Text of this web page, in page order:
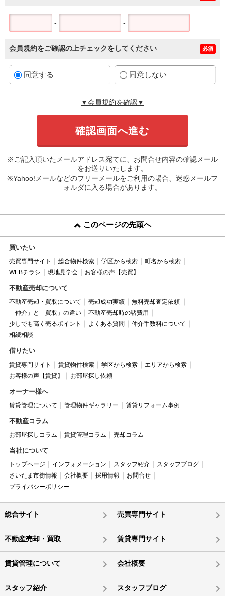
- -
会員規約をご確認の上チェックをしてください 必須
同意する 同意しない
▼会員規約を確認▼
※ご記入頂いたメールアドレス宛てに、お問合せ内容の確認メール
をお送りいたします。
※Yahoo!メールなどのフリーメールをご利用の場合、迷惑メールフ
ォルダに入る場合があります。
このページの先頭へ
買いたい
売買専門サイト 総合物件検索 学区から検索
町名から検索
WEBチラシ
現地見学会 お客様の声【売買】
不動産売却について
不動産売却・買取について 売却成功実績
無料売却査定依頼
「仲介」と「買取」の違い
不動産売却時の諸費用
少しでも高く売るポイント
よくある質問
仲介手数料について
相続相談
借りたい
賃貸専門サイト 賃貸物件検索 学区から検索
エリアから検索
お客様の声【賃貸】
お部屋探し依頼
オーナー様へ
賃貸管理について 管理物件ギャラリー 賃貸リフォーム事例
不動産コラム
お部屋探しコラム 賃貸管理コラム 売却コラム
当社について
トップページ インフォメーション スタッフ紹介
スタッフブログ
さいたま市街情報
会社概要 採用情報
お問合せ
プライバシーポリシー
総合サイト 売買専門サイト
不動産売却・買取 賃貸専門サイト
賃貸管理について 会社概要
スタッフ紹介 スタッフブログ